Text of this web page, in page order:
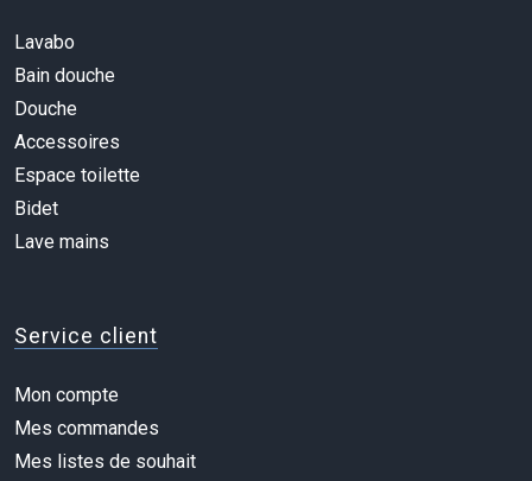
Lavabo
Bain douche
Douche
Accessoires
Espace toilette
Bidet
Lave mains
Service client
Mon compte
Mes commandes
Mes listes de souhait